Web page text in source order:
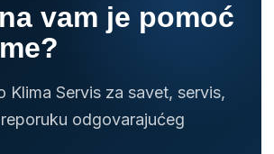
vam je pomoć
Klima Servis za savet, servis,
odgovarajućeg